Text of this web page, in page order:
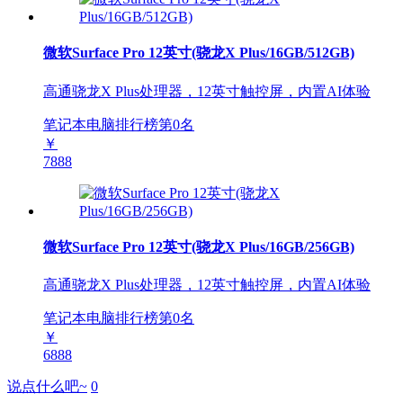
微软Surface Pro 12英寸(骁龙X Plus/16GB/512GB)
高通骁龙X Plus处理器，12英寸触控屏，内置AI体验
笔记本电脑排行榜第0名
￥
7888
微软Surface Pro 12英寸(骁龙X Plus/16GB/256GB)
高通骁龙X Plus处理器，12英寸触控屏，内置AI体验
笔记本电脑排行榜第0名
￥
6888
说点什么吧~ 0